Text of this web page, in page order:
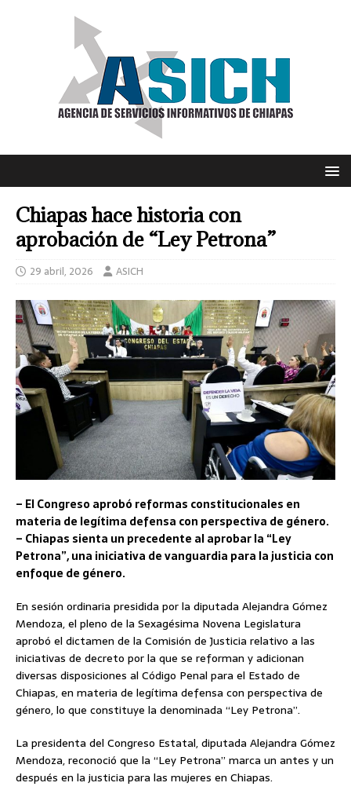
Chiapas hace historia con
aprobación de “Ley Petrona”
29 abril, 2026 ASICH
– El Congreso aprobó reformas constitucionales en
materia de legítima defensa con perspectiva de género.
– Chiapas sienta un precedente al aprobar la “Ley
Petrona”, una iniciativa de vanguardia para la justicia con
enfoque de género.
En sesión ordinaria presidida por la diputada Alejandra Gómez
Mendoza, el pleno de la Sexagésima Novena Legislatura
aprobó el dictamen de la Comisión de Justicia relativo a las
iniciativas de decreto por la que se reforman y adicionan
diversas disposiciones al Código Penal para el Estado de
Chiapas, en materia de legítima defensa con perspectiva de
género, lo que constituye la denominada “Ley Petrona”.
La presidenta del Congreso Estatal, diputada Alejandra Gómez
Mendoza, reconoció que la “Ley Petrona” marca un antes y un
después en la justicia para las mujeres en Chiapas.